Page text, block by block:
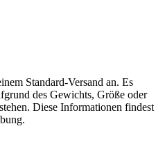
Standard-Versand an. Es
des Gewichts, Größe oder
Diese Informationen findest